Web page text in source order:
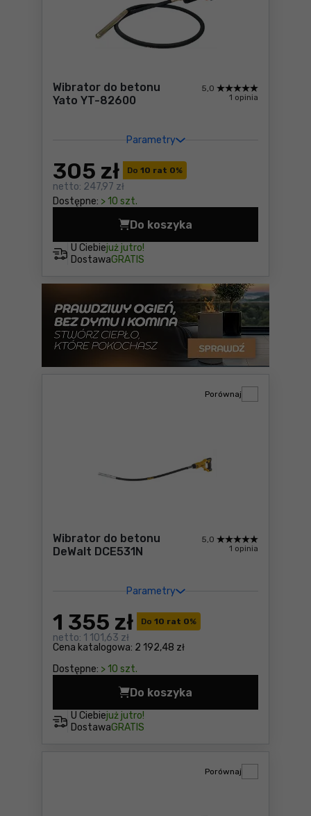
Wibrator do betonu
Yato YT-82600
Parametry
5,0
1 opinia
Do 10 rat 0%
305 zł
netto: 247,97 zł
Dostępne: > 10 szt.
U Ciebiejuż jutro!
DostawaGRATIS
Do koszyka
Wibrator do betonu Yato
Wibrator do betonu
DeWalt DCE531N
Parametry
5,0
1 opinia
Do 10 rat 0%
Cena katalogowa: 2 192,48 zł
1 355 zł
netto: 1 101,63 zł
Dostępne: > 10 szt.
Porównaj
U Ciebiejuż jutro!
DostawaGRATIS
Do koszyka
Wibrator do betonu DeWalt
Porównaj